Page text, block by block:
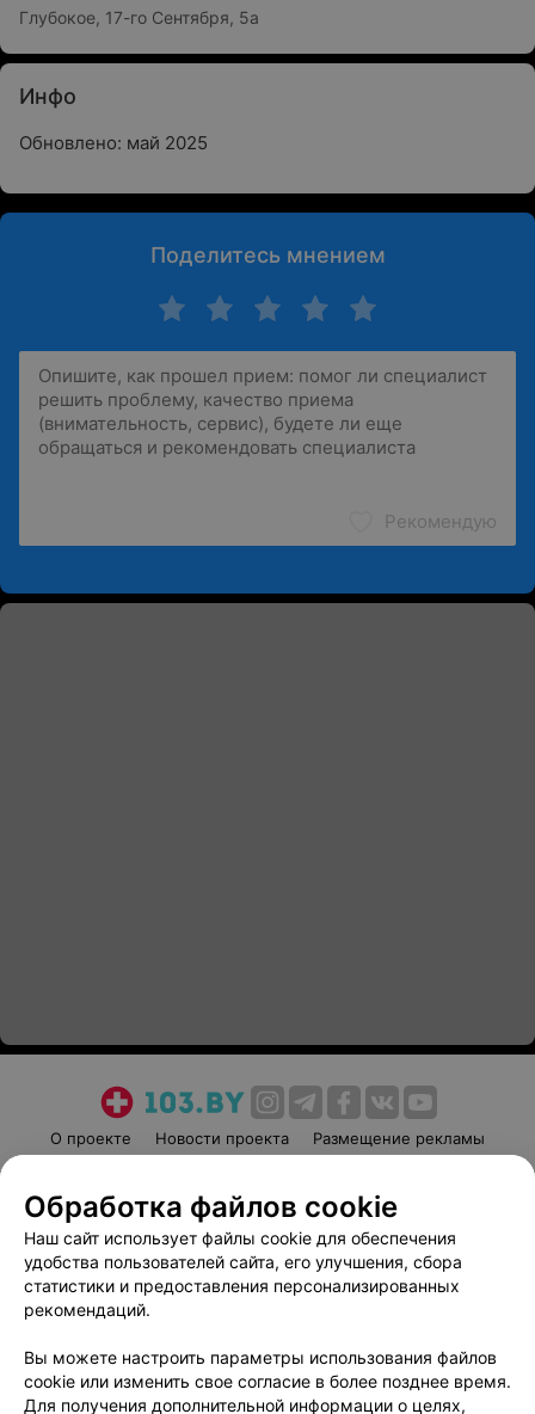
Глубокое, 17-го Сентября, 5а
Инфо
Обновлено: май 2025
Поделитесь мнением
Рекомендую
О проекте Новости проекта
Размещение рекламы
Пользовательское соглашение
Способы оплаты
Вакансии
Партнеры
Написать руководителю 103.by
Обработка персональных данных
Обработка файлов cookie
Наш сайт использует файлы cookie для обеспечения
удобства пользователей сайта, его улучшения, сбора
статистики и предоставления персонализированных
рекомендаций.
Вы можете настроить параметры использования файлов
cookie или изменить свое согласие в более позднее время.
Для получения дополнительной информации о целях,